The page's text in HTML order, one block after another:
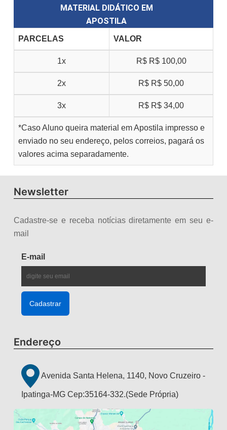
MATERIAL DIDÁTICO EM
APOSTILA
PARCELAS VALOR
1x R$ R$ 100,00
2x R$ R$ 50,00
3x R$ R$ 34,00
*Caso Aluno queira material em Apostila impresso e
enviado no seu endereço, pelos correios, pagará os
valores acima separadamente.
Newsletter
Cadastre-se e receba notícias diretamente em seu e-
mail
E-mail
Endereço
Avenida Santa Helena, 1140, Novo Cruzeiro -
Ipatinga-MG Cep:35164-332.(Sede Própria)